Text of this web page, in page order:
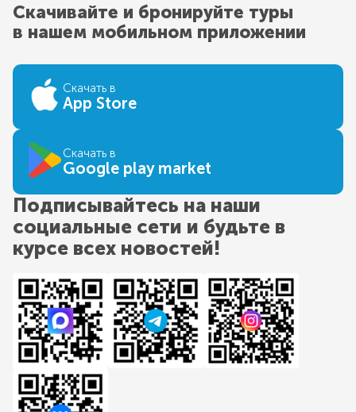
Скачивайте и бронируйте туры
в нашем мобильном приложении
Скачать в
App Store
Скачать в
Google play market
Подписывайтесь на наши
социальные сети и будьте в
курсе всех новостей!